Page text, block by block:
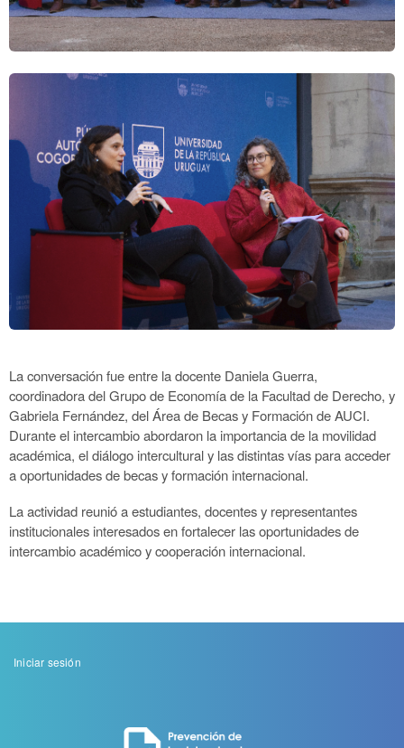
La conversación fue entre la docente Daniela Guerra,
coordinadora del Grupo de Economía de la Facultad de Derecho, y
Gabriela Fernández, del Área de Becas y Formación de AUCI.
Durante el intercambio abordaron la importancia de la movilidad
académica, el diálogo intercultural y las distintas vías para acceder
a oportunidades de becas y formación internacional.
La actividad reunió a estudiantes, docentes y representantes
institucionales interesados en fortalecer las oportunidades de
intercambio académico y cooperación internacional.
Menu
Iniciar sesión